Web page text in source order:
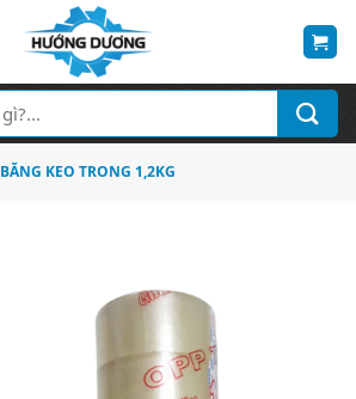
BĂNG KEO TRONG 1,2KG